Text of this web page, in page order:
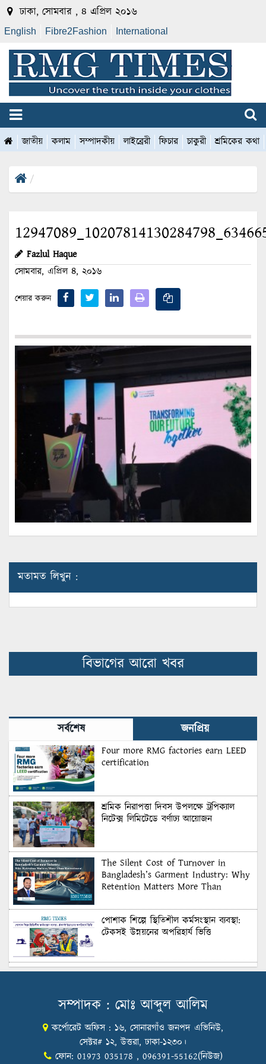
ঢাকা, সোমবার , ৪ এপ্রিল ২০১৬
English Fibre2Fashion International
জাতীয় কলাম সম্পাদকীয় লাইব্রেরী ফিচার চাকুরী শ্রমিকের কথা
Fazlul Haque
সোমবার, এপ্রিল ৪, ২০১৬
শেয়ার করুন
মতামত লিখুন :
বিভাগের আরো খবর
সর্বশেষ জনপ্রিয়
Four more RMG factories earn LEED
certification
শ্রমিক নিরাপত্তা দিবস উপলক্ষে ট্রপিক্যাল
নিটেক্স লিমিটেডে বর্ণাঢ্য আয়োজন
The Silent Cost of Turnover in
Bangladesh’s Garment Industry: Why
Retention Matters More Than
পোশাক শিল্পে স্থিতিশীল কর্মসংস্থান ব্যবস্থা:
টেকসই উন্নয়নের অপরিহার্য ভিত্তি
শুল্কের দেয়াল ভাঙার সুযোগ: মার্কিন বাজারে
Honoring Excellence: Texstream
Fashion Ltd. Rewards Best Workers–
2026
সম্পাদক : মোঃ আব্দুল আলিম
কর্পোরেট অফিস : ১৬, সোনারগাঁও জনপদ এভিনিউ,
সেক্টর# ১২, উত্তরা, ঢাকা-১২৩০।
ফোন: 01973 035178 , 096391-55162(নিউজ)